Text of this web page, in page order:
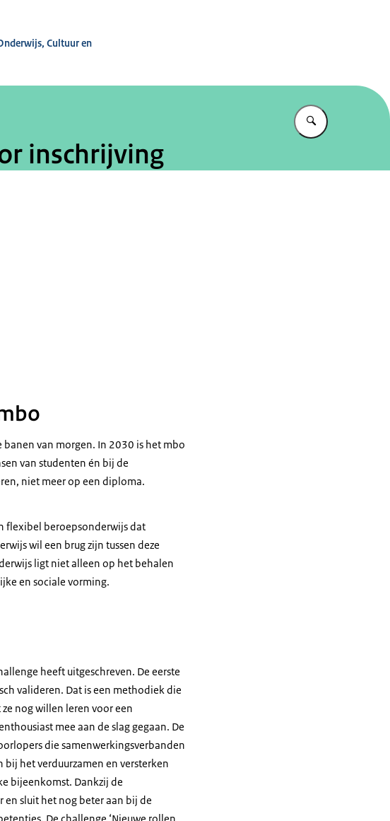
Cultuur en
Vul in wat u
inschrijving
van morgen. In 2030 is het mbo
van studenten én bij de
niet meer op een diploma.
flexibel beroepsonderwijs dat
wil een brug zijn tussen deze
ligt niet alleen op het behalen
en sociale vorming.
heeft uitgeschreven. De eerste
valideren. Dat is een methodiek die
nog willen leren voor een
mee aan de slag gegaan. De
die samenwerkingsverbanden
het verduurzamen en versterken
bijeenkomst. Dankzij de
sluit het nog beter aan bij de